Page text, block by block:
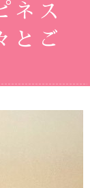
ネス
とご